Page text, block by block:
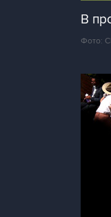
В
Фото: